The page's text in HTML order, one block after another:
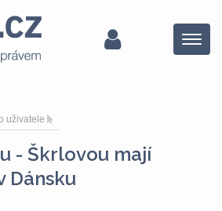
Menu
uživatele
- Škrlovou mají
Dánsku